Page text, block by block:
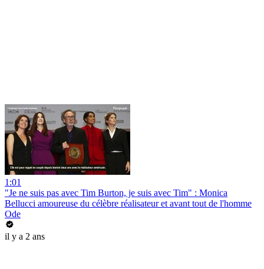
1:01
"Je ne suis pas avec Tim Burton, je suis avec Tim" : Monica
Bellucci amoureuse du célèbre réalisateur et avant tout de l'homme
Ode
il y a 2 ans